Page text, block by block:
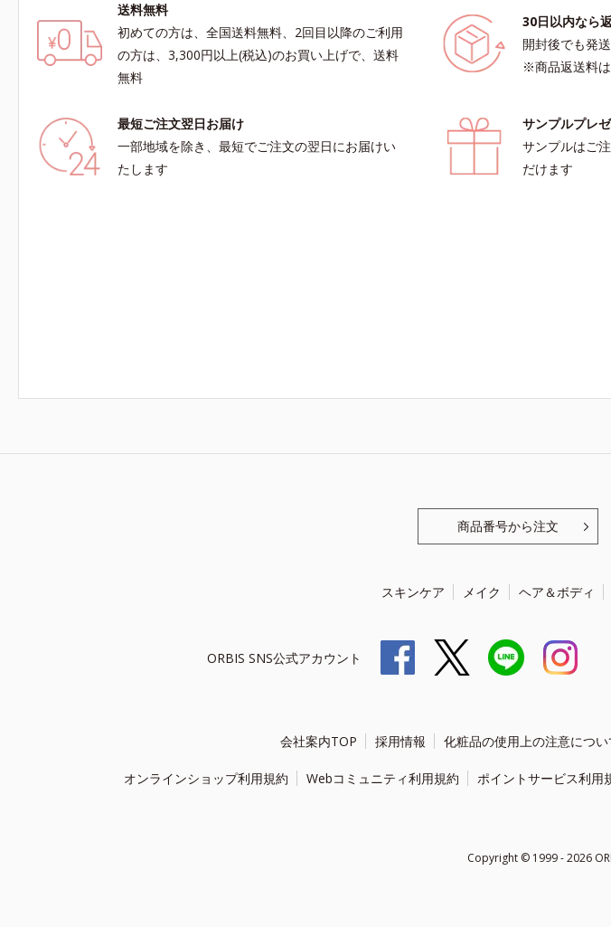
送料無料
初めての方は、全国送料無料、2回目以降のご利用
の方は、3,300円以上(税込)のお買い上げで、送料
無料
30日以内なら
開封後でも発
※商品返送料
最短ご注文翌日お届け
一部地域を除き、最短でご注文の翌日にお届けい
たします
サンプルプレ
サンプルはご
だけます
商品番号から注文
スキンケア メイク ヘア＆ボディ
ORBIS SNS公式アカウント
会社案内TOP 採用情報 化粧品の使用上の注意につい
オンラインショップ利用規約 Webコミュニティ利用規約 ポイントサービス利用
Copyright © 1999 - 2026